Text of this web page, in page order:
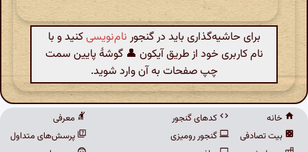
برای حاشیه‌گذاری باید در گنجور نام‌نویسیکنید و با
نام کاربری خود از طریق آیکون 👤 گوشهٔ پایین سمت
چپ صفحات به آن وارد شوید.
خانه
بیت تصادفی
کدهای گنجور
گنجور رومیزی
معرفی
پرسش‌های متداول